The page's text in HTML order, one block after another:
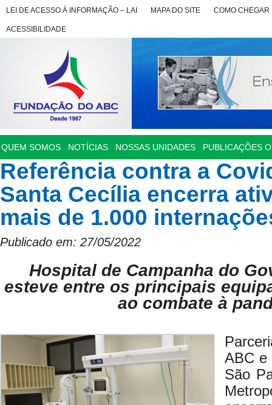
LEI DE ACESSO À INFORMAÇÃO – LAI MAPA DO SITE COMO CHEGAR
ACESSIBILIDADE
QUEM SOMOS NOTÍCIAS NOSSAS UNIDADES PUBLICAÇÕES
Referência contra a
Santa Cecília encerra
mais de 1.000
Publicado em: 27/05/2022
Hospital de Campanha do
esteve entre os principais
ao combate à
ABC e
São